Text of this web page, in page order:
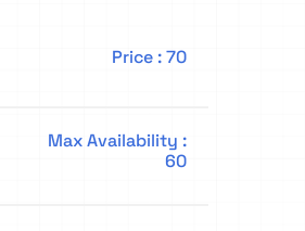
Price : 70
Max Availability :
60